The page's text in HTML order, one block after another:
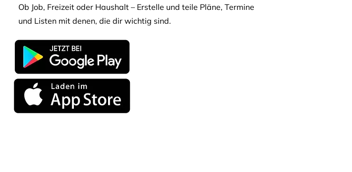
Ob Job, Freizeit oder Haushalt – Erstelle und teile Pläne, Termine
und Listen mit denen, die dir wichtig sind.